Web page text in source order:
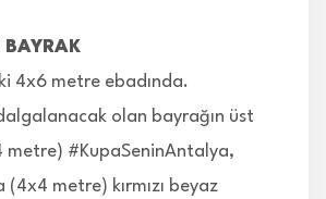
BAYRAK
4x6 metre ebadında.
olan bayrağın üst
metre) #KupaSeninAntalya,
(4x4 metre) kırmızı beyaz